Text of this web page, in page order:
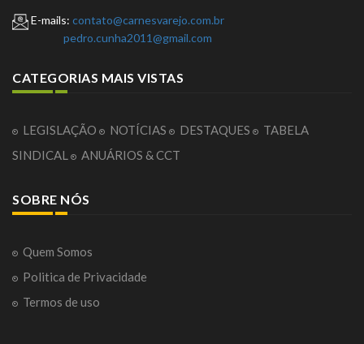
E-mails: contato@carnesvarejo.com.br
pedro.cunha2011@gmail.com
CATEGORIAS MAIS VISTAS
LEGISLAÇÃO NOTÍCIAS DESTAQUES
TABELA
SINDICAL
ANUÁRIOS & CCT
SOBRE NÓS
Quem Somos
Politica de Privacidade
Termos de uso